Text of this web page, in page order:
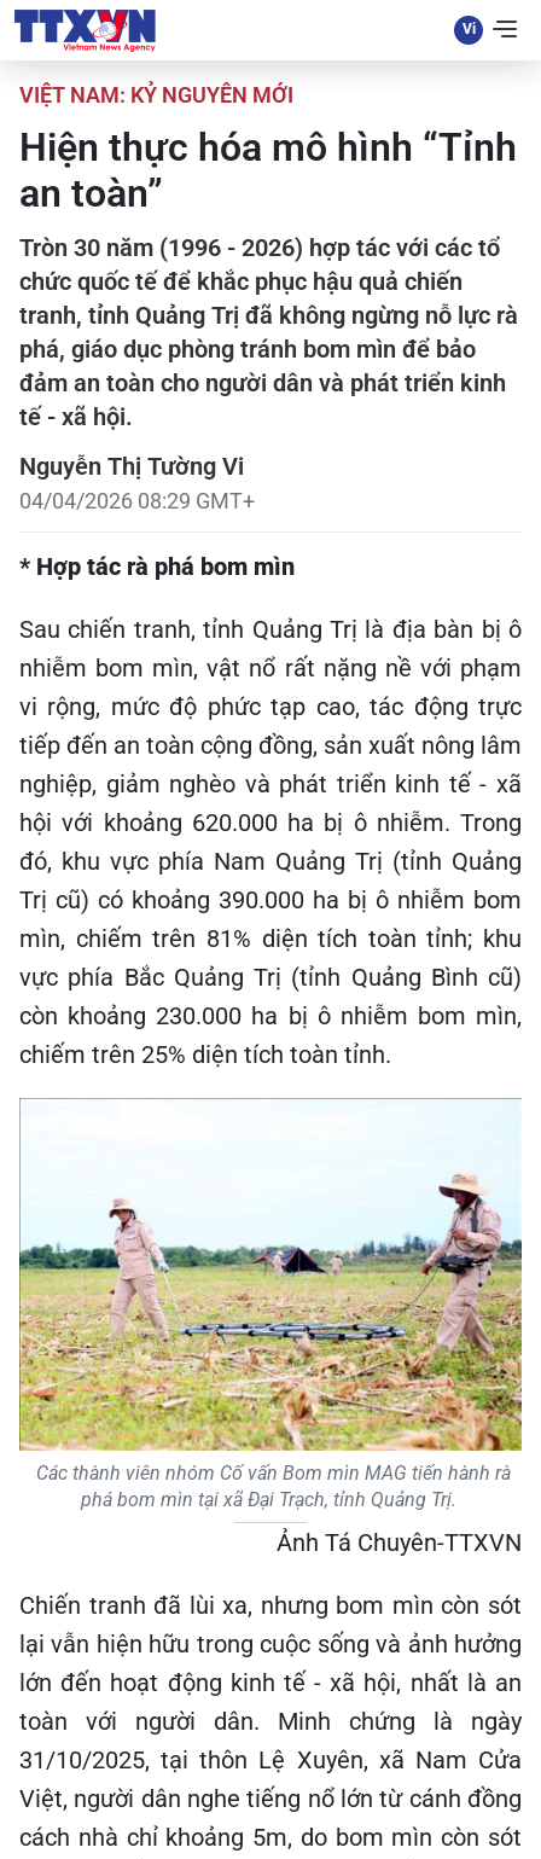
VIỆT NAM: KỶ NGUYÊN MỚI
Hiện thực hóa mô hình “Tỉnh
an toàn”
Tròn 30 năm (1996 - 2026) hợp tác với các tổ
chức quốc tế để khắc phục hậu quả chiến
tranh, tỉnh Quảng Trị đã không ngừng nỗ lực rà
phá, giáo dục phòng tránh bom mìn để bảo
đảm an toàn cho người dân và phát triển kinh
tế - xã hội.
Nguyễn Thị Tường Vi
04/04/2026 08:29 GMT+
* Hợp tác rà phá bom mìn
Sau chiến tranh, tỉnh Quảng Trị là địa bàn bị ô
nhiễm bom mìn, vật nổ rất nặng nề với phạm
vi rộng, mức độ phức tạp cao, tác động trực
tiếp đến an toàn cộng đồng, sản xuất nông lâm
nghiệp, giảm nghèo và phát triển kinh tế - xã
hội với khoảng 620.000 ha bị ô nhiễm. Trong
đó, khu vực phía Nam Quảng Trị (tỉnh Quảng
Trị cũ) có khoảng 390.000 ha bị ô nhiễm bom
mìn, chiếm trên 81% diện tích toàn tỉnh; khu
vực phía Bắc Quảng Trị (tỉnh Quảng Bình cũ)
còn khoảng 230.000 ha bị ô nhiễm bom mìn,
chiếm trên 25% diện tích toàn tỉnh.
Các thành viên nhóm Cố vấn Bom mìn MAG tiến hành rà
phá bom mìn tại xã Đại Trạch, tỉnh Quảng Trị.
Ảnh Tá Chuyên-TTXVN
Chiến tranh đã lùi xa, nhưng bom mìn còn sót
lại vẫn hiện hữu trong cuộc sống và ảnh hưởng
lớn đến hoạt động kinh tế - xã hội, nhất là an
toàn với người dân. Minh chứng là ngày
31/10/2025, tại thôn Lệ Xuyên, xã Nam Cửa
Việt, người dân nghe tiếng nổ lớn từ cánh đồng
cách nhà chỉ khoảng 5m, do bom mìn còn sót